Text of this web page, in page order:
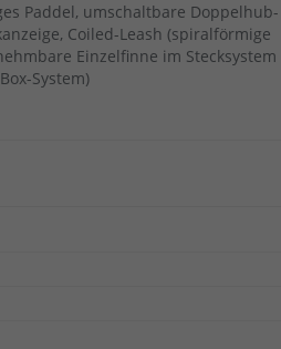
Paddel, umschaltbare Doppelhub-
Coiled-Leash (spiralförmige
Einzelfinne im Stecksystem
System)